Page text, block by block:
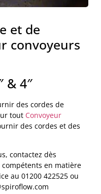
et de
convoyeurs
& 4″
des cordes de
tout Convoyeur
des cordes et des
contactez dès
en matière
au 01200 422525 ou